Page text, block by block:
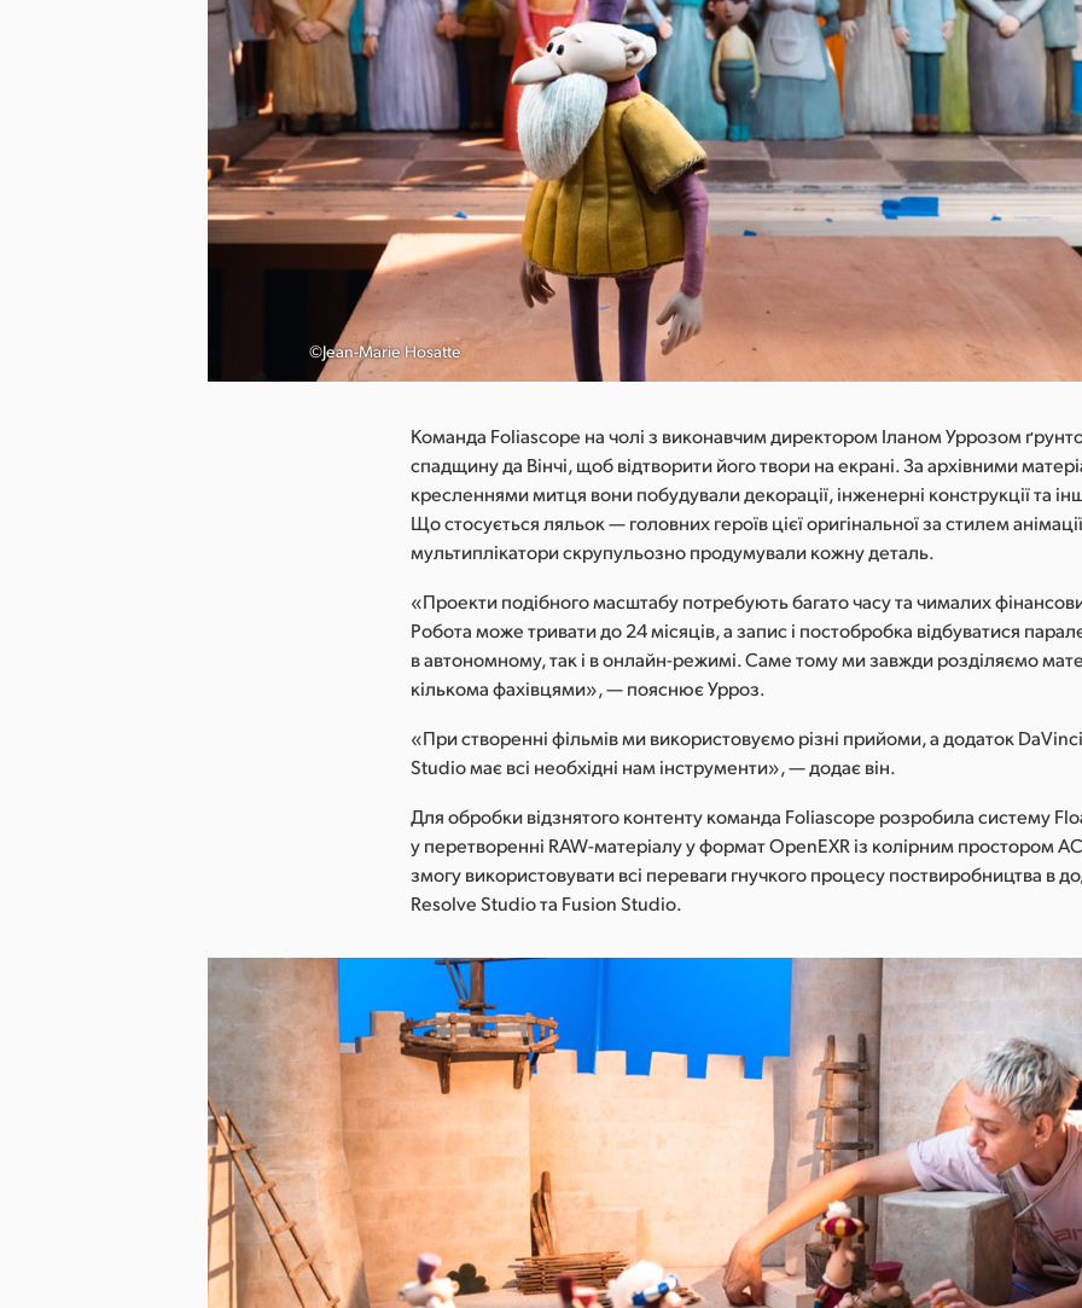
©Jean-Marie Hosatte
Команда Foliascope на чолі з виконавчим директором Іланом Уррозом
спадщину да Вінчі, щоб відтворити його твори на екрані. За архівними
кресленнями митця вони побудували декорації, інженерні конструкції та
Що стосується ляльок — головних героїв цієї оригінальної за стилем
мультиплікатори скрупульозно продумували кожну деталь.
«Проекти подібного масштабу потребують багато часу та чималих
Робота може тривати до 24 місяців, а запис і постобробка відбуватися
в автономному, так і в онлайн-режимі. Саме тому ми завжди розділяємо
кількома фахівцями», — пояснює Урроз.
«При створенні фільмів ми використовуємо різні прийоми, а додаток
Studio має всі необхідні нам інструменти», — додає він.
Для обробки відзнятого контенту команда Foliascope розробила систему
у перетворенні RAW-матеріалу у формат OpenEXR із колірним простором
змогу використовувати всі переваги гнучкого процесу поствиробництва в
Resolve Studio та Fusion Studio.